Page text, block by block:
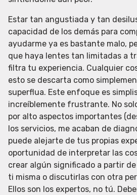
Estar tan angustiada y tan
capacidad de los demás para
ayudarme ya es bastante malo,
que haya lentes tan limitadas a
filtra tu experiencia. Cualquier
esto se descarta como
superflua. Este enfoque es
increíblemente frustrante. No
por alto aspectos importantes
los servicios, me acaban de
puede alejarte de tus propias
oportunidad de interpretar las
crear algún significado a partir
ti misma o discutirlas con otra
Ellos son los expertos, no tú.